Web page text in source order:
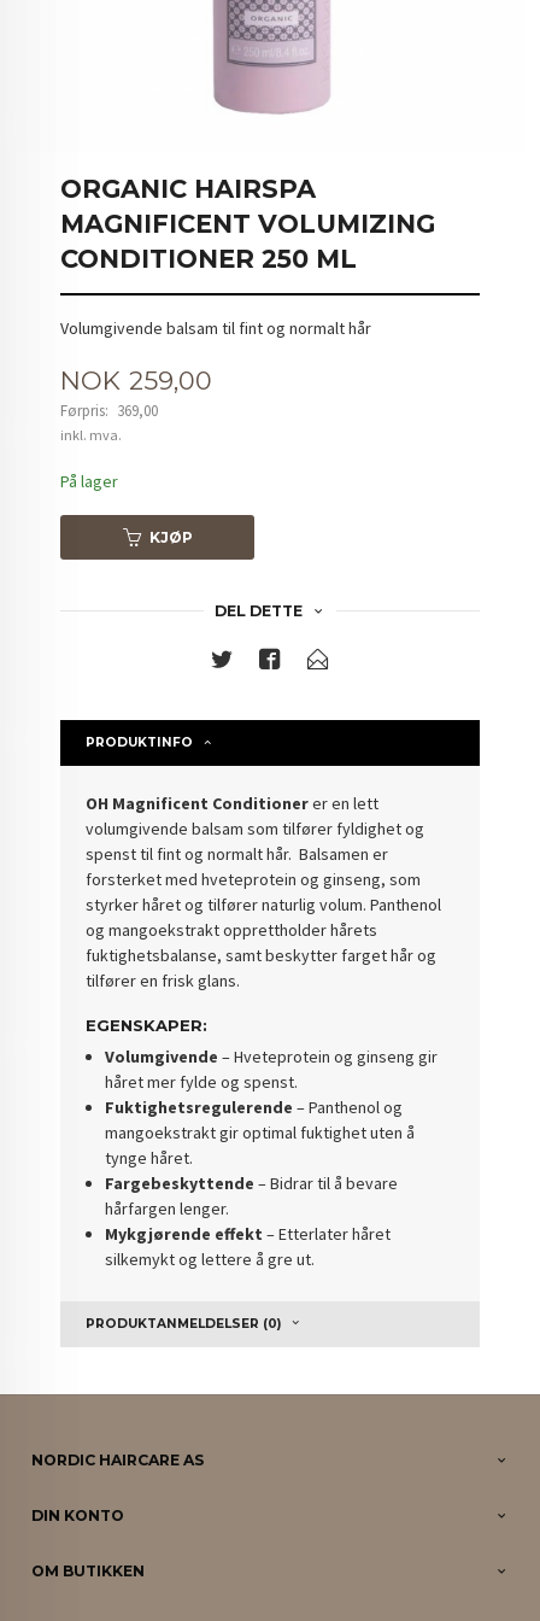
ORGANIC HAIRSPA
MAGNIFICENT VOLUMIZING
CONDITIONER 250 ML
Volumgivende balsam til fint og normalt hår
Tilbud
NOK 259,00
Førpris: 369,00
Rabatt
inkl. mva.
På lager
KJØP
DEL DETTE
PRODUKTINFO
OH Magnificent Conditionerer en lett
volumgivende balsam som tilfører fyldighet og
spenst til fint og normalt hår. Balsamen er
forsterket med hveteprotein og ginseng, som
styrker håret og tilfører naturlig volum. Panthenol
og mangoekstrakt opprettholder hårets
fuktighetsbalanse, samt beskytter farget hår og
tilfører en frisk glans.
EGENSKAPER:
Volumgivende – Hveteprotein og ginseng gir
håret mer fylde og spenst.
Fuktighetsregulerende – Panthenol og
mangoekstrakt gir optimal fuktighet uten å
tynge håret.
Fargebeskyttende – Bidrar til å bevare
hårfargen lenger.
Mykgjørende effekt – Etterlater håret
silkemykt og lettere å gre ut.
PRODUKTANMELDELSER (0)
NORDIC HAIRCARE AS
DIN KONTO
OM BUTIKKEN